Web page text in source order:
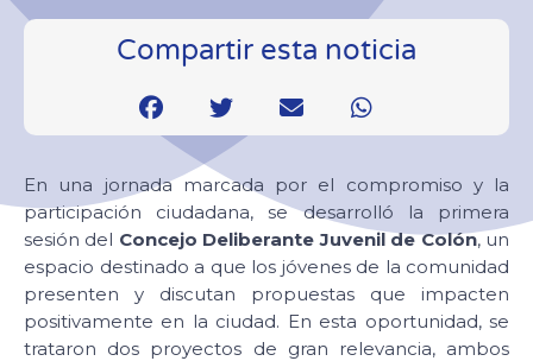
Compartir esta noticia
En una jornada marcada por el compromiso y la
participación ciudadana, se desarrolló la primera
sesión del Concejo Deliberante Juvenil de Colón, un
espacio destinado a que los jóvenes de la comunidad
presenten y discutan propuestas que impacten
positivamente en la ciudad. En esta oportunidad, se
trataron dos proyectos de gran relevancia, ambos